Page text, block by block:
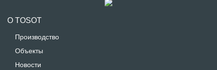
О TOSOT
Производство
Объекты
Новости